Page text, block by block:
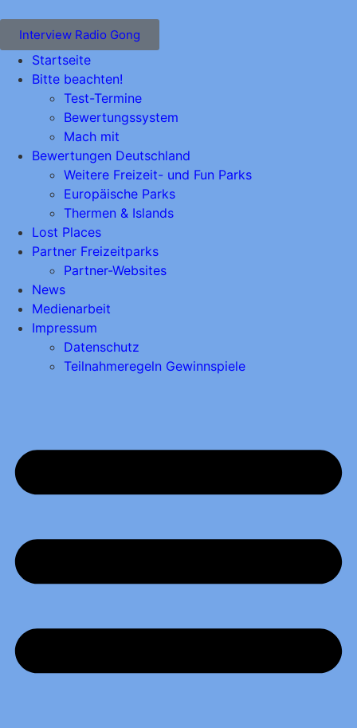
Interview Radio Gong
Startseite
Bitte beachten!
Test-Termine
Bewertungssystem
Mach mit
Bewertungen Deutschland
Weitere Freizeit- und Fun Parks
Europäische Parks
Thermen & Islands
Lost Places
Partner Freizeitparks
Partner-Websites
News
Medienarbeit
Impressum
Datenschutz
Teilnahmeregeln Gewinnspiele